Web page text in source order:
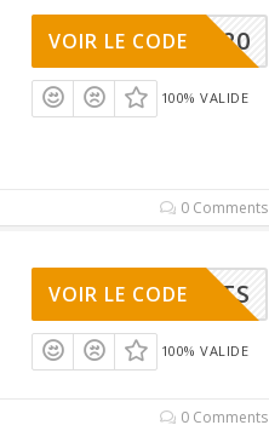
TOUT20
VOIR LE CODE
100% VALIDE
0 Comments
PRODUITS
VOIR LE CODE
100% VALIDE
0 Comments